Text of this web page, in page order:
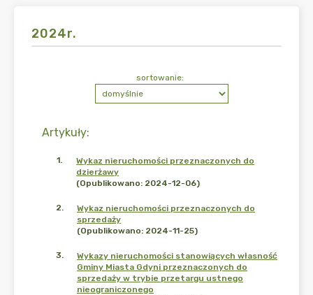
2024r.
Artykuły:
sortowanie:
1.
Wykaz nieruchomości przeznaczonych do
dzierżawy
(Opublikowano: 2024-12-06)
2.
Wykaz nieruchomości przeznaczonych do
sprzedaży
(Opublikowano: 2024-11-25)
3.
Wykazy nieruchomości stanowiących własność
Gminy Miasta Gdyni przeznaczonych do
sprzedaży w trybie przetargu ustnego
nieograniczonego